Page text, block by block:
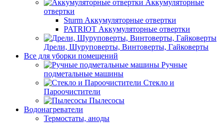
Аккумуляторные
отвертки
Sturm Аккумуляторные отвертки
PATRIOT Аккумуляторные отвертки
Дрели, Шуруповерты, Винтоверты, Гайковерты
Все для уборки помещений
Ручные
подметальные машины
Стекло и
Пароочистители
Пылесосы
Водонагреватели
Термостаты, аноды